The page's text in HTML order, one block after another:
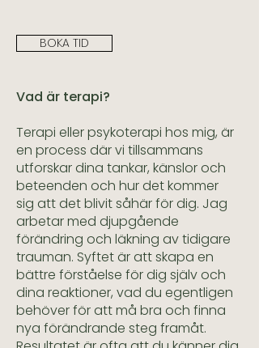
Vad är terapi?
Terapi eller psykoterapi hos mig, är
en process där vi tillsammans
utforskar dina tankar, känslor och
beteenden och hur det kommer
sig att det blivit såhär för dig. Jag
arbetar med djupgående
förändring och läkning av tidigare
trauman. Syftet är att skapa en
bättre förståelse för dig själv och
dina reaktioner, vad du egentligen
behöver för att må bra och finna
nya förändrande steg framåt.
BOKA TID